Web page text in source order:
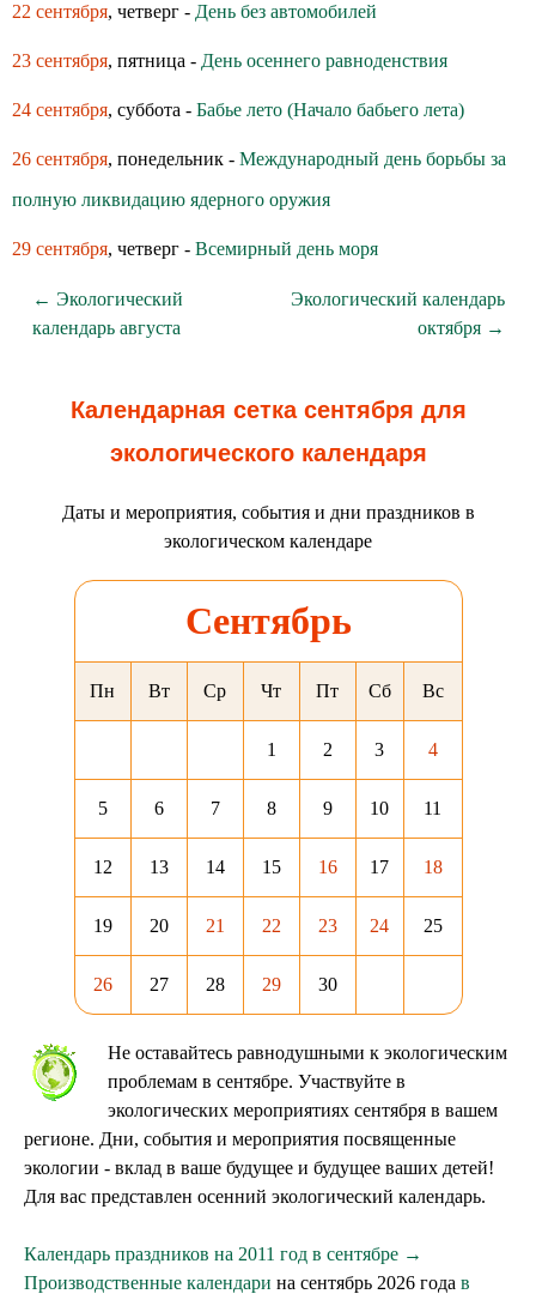
22 сентября, четверг - День без автомобилей
23 сентября, пятница - День осеннего равноденствия
24 сентября, суббота - Бабье лето (Начало бабьего лета)
26 сентября, понедельник - Международный день борьбы за
полную ликвидацию ядерного оружия
29 сентября, четверг - Всемирный день моря
← Экологический
календарь августа
Экологический календарь
октября →
Календарная сетка сентября для
экологического календаря
Даты и мероприятия, события и дни праздников в
экологическом календаре
Сентябрь
Пн Вт Ср Чт Пт Сб Вс
1 2 3 4
5 6 7 8 9 10 11
12 13 14 15 16 17 18
19 20 21 22 23 24 25
26 27 28 29 30
Не оставайтесь равнодушными к экологическим
проблемам в сентябре. Участвуйте в
экологических мероприятиях сентября в вашем
регионе. Дни, события и мероприятия посвященные
экологии - вклад в ваше будущее и будущее ваших детей!
Для вас представлен осенний экологический календарь.
Календарь праздников на 2011 год в сентябре →
Производственные календари на сентябрь 2026 года в